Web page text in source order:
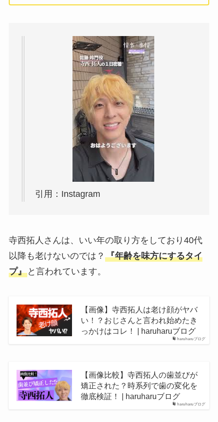
引用：Instagram
寺西拓人さんは、いい年の取り方をしており40代
以降も老けないのでは？ 『年齢を味方にするタイ
プ』と言われています。
haruharuブログ
【画像】寺西拓人は老け顔がヤバ
い！？おじさんと言われ始めたき
っかけはコレ！ | haruharuブログ
haruharuブログ
【画像比較】寺西拓人の歯並びが
矯正された？時系列で歯の変化を
徹底検証！ | haruharuブログ